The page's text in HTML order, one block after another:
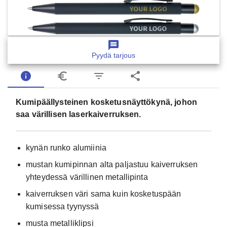
message
Pyydä tarjous
info euro_symbol filter_list share
Kumipäällysteinen kosketusnäyttökynä, johon
saa värillisen laserkaiverruksen.
kynän runko alumiinia
mustan kumipinnan alta paljastuu kaiverruksen
yhteydessä värillinen metallipinta
kaiverruksen väri sama kuin kosketuspään
kumisessa tyynyssä
musta metalliklipsi